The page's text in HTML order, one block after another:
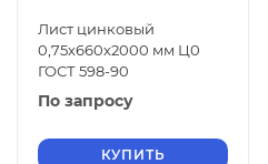
Лист цинковый
0,75х660х2000 мм Ц0
ГОСТ 598-90
По запросу
КУПИТЬ